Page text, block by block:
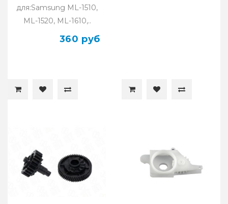
для:Samsung ML-1510,
ML-1520, ML-1610,..
360 руб